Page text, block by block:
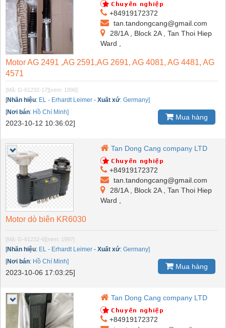
+84919172372
tan.tandongcang@gmail.com
28/1A , Block 2A , Tan Thoi Hiep
Ward ,
Motor AG 2491 ,AG 2591,AG 2691, AG 4081, AG 4481, AG
4571
[Mã: G-61232-17][xem: 1896]
[Nhãn hiệu: EL - Erhardt Leimer - Xuất xứ: Germany]
[Nơi bán: Hồ Chí Minh]
2023-10-12 10:36:02]
Mua hàng
Tan Dong Cang company LTD
+84919172372
tan.tandongcang@gmail.com
28/1A , Block 2A , Tan Thoi Hiep
Ward ,
Motor dò biên KR6030
[Mã: G-61232-6][xem: 1997]
[Nhãn hiệu: EL - Erhardt Leimer - Xuất xứ: Germany]
[Nơi bán: Hồ Chí Minh]
2023-10-06 17:03:25]
Mua hàng
Tan Dong Cang company LTD
+84919172372